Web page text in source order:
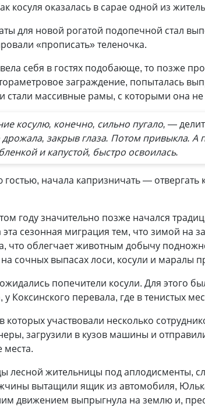
косуля оказалась в сарае одной из
для новой рогатой подопечной стал
«прописать» теленочка.
себя в гостях подобающе, то позже
заграждение, попыталась
стали массивные рамы, с которыми она не
косулю, конечно, сильно пугало, —
закрыв глаза. Потом привыкла. А
и капустой, быстро освоилась.
начала капризничать— отвергать
году значительно позже начался
сезонная миграция тем, что зимой на
что облегчает животным добычу
сочных выпасах лоси, косули и маралы
попечители косули. Для этого
Коксинского перевала, где в тенистых
которых участвовали несколько
загрузили в кузов машины и
лесной жительницы под аплодисменты,
вытащили ящик из автомобиля,
движением выпрыгнула на землю и,